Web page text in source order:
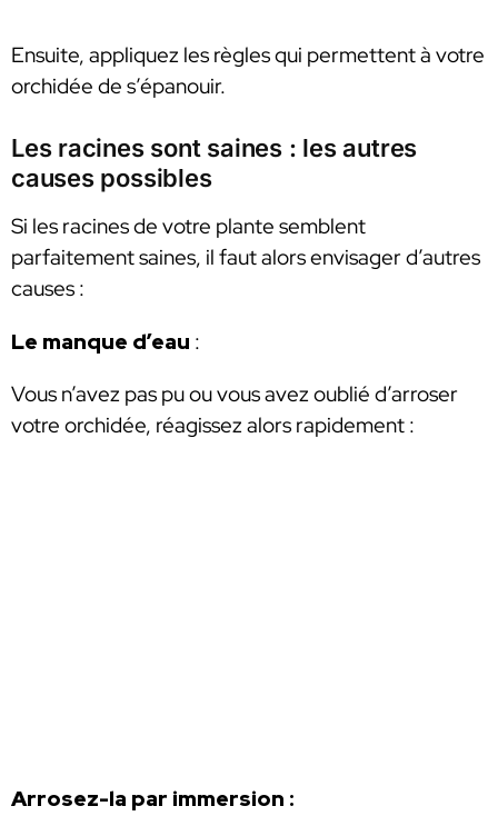
Ensuite, appliquez les règles qui permettent à votre
orchidée de s’épanouir.
Les racines sont saines : les autres
causes possibles
Si les racines de votre plante semblent
parfaitement saines, il faut alors envisager d’autres
causes :
Le manque d’eau :
Vous n’avez pas pu ou vous avez oublié d’arroser
votre orchidée, réagissez alors rapidement :
Arrosez-la par immersion :